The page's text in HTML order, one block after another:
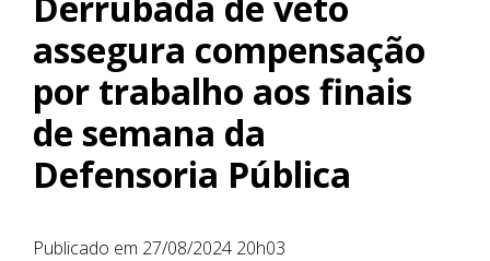
assegura compensação
por trabalho aos finais
de semana da
Defensoria Pública
Publicado em 27/08/2024 20h03